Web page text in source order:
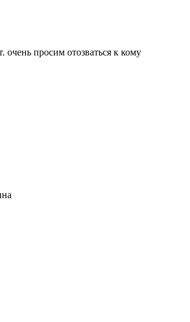
просим отозваться к кому